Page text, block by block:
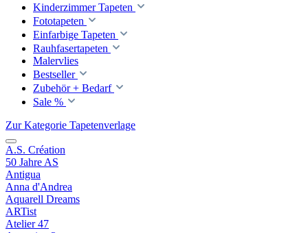
Kinderzimmer Tapeten
Fototapeten
Einfarbige Tapeten
Rauhfasertapeten
Malervlies
Bestseller
Zubehör + Bedarf
Sale %
Zur Kategorie Tapetenverlage
A.S. Création
50 Jahre AS
Antigua
Anna d'Andrea
Aquarell Dreams
ARTist
Atelier 47